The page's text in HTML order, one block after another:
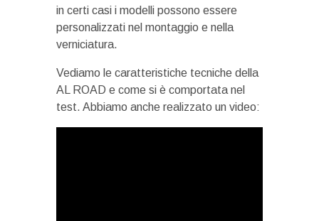
in certi casi i modelli possono essere
personalizzati nel montaggio e nella
verniciatura.
Vediamo le caratteristiche tecniche della
AL ROAD e come si è comportata nel
test. Abbiamo anche realizzato un video: